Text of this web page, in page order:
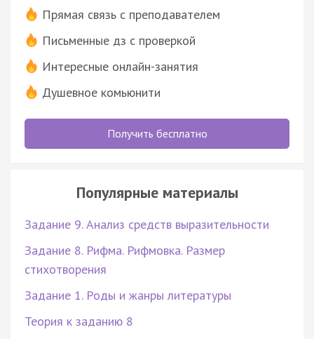
Прямая связь с преподавателем
Письменные дз с проверкой
Интересные онлайн-занятия
Душевное комьюнити
Получить бесплатно
Популярные материалы
Задание 9. Анализ средств выразительности
Задание 8. Рифма. Рифмовка. Размер
стихотворения
Задание 1. Роды и жанры литературы
Теория к заданию 8